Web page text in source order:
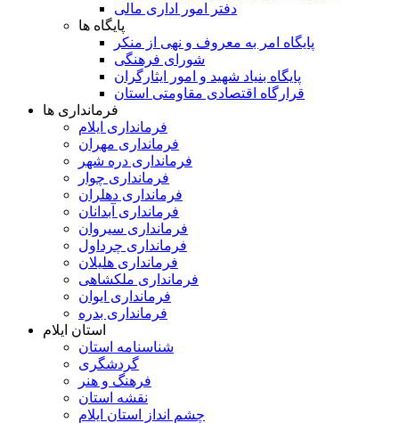
دفتر امور اداری مالی
پایگاه ها
پایگاه امر به معروف و نهی از منکر
شورای فرهنگی
پایگاه بنیاد شهید و امور ایثارگران
قرارگاه اقتصادی مقاومتی استان
فرمانداری ها
فرمانداری ایلام
فرمانداری مهران
فرمانداری دره شهر
فرمانداری چوار
فرمانداری دهلران
فرمانداری آبدانان
فرمانداری سیروان
فرمانداری چرداول
فرمانداری هلیلان
فرمانداری ملکشاهی
فرمانداری ایوان
فرمانداری بدره
استان ایلام
شناسنامه استان
گردشگری
فرهنگ و هنر
نقشه استان
چشم انداز استان ایلام